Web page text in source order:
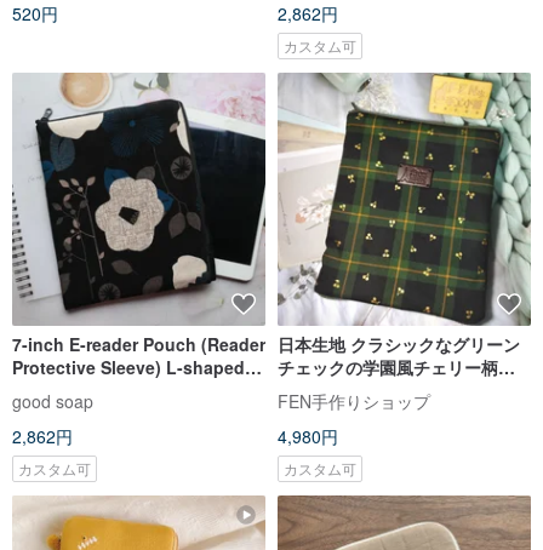
520円
2,862円
カスタム可
7-inch E-reader Pouch (Reader
Protective Sleeve) L-shaped
Zipper Bag E-reader
Protection
good soap
2,862円
カスタム可
日本生地 クラシックなグリーン
チェックの学園風チェリー柄ジ
ッパーブックカバー - Kobo
Elipsa2Eリーダー用ジッパーポ
ケット
FEN手作りショップ
4,980円
カスタム可